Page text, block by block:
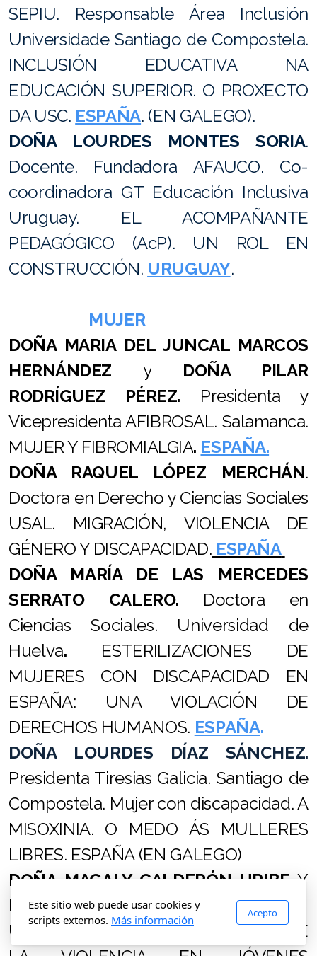
SEPIU. Responsable Área Inclusión
Universidade Santiago de Compostela.
INCLUSIÓN EDUCATIVA NA
EDUCACIÓN SUPERIOR. O PROXECTO
DA USC. ESPAÑA. (EN GALEGO).
DOÑA LOURDES MONTES SORIA.
Docente. Fundadora AFAUCO. Co-
coordinadora GT Educación Inclusiva
Uruguay. EL ACOMPAÑANTE
PEDAGÓGICO (AcP). UN ROL EN
CONSTRUCCIÓN. URUGUAY.
MUJER
DOÑA MARIA DEL JUNCAL MARCOS
HERNÁNDEZ y DOÑA PILAR
RODRÍGUEZ PÉREZ. Presidenta y
Vicepresidenta AFIBROSAL. Salamanca.
MUJER Y FIBROMIALGIA. ESPAÑA.
DOÑA RAQUEL LÓPEZ MERCHÁN.
Doctora en Derecho y Ciencias Sociales
USAL. MIGRACIÓN, VIOLENCIA DE
GÉNERO Y DISCAPACIDAD. ESPAÑA
DOÑA MARÍA DE LAS MERCEDES
SERRATO CALERO. Doctora en
Ciencias Sociales. Universidad de
Huelva. ESTERILIZACIONES DE
MUJERES CON DISCAPACIDAD EN
ESPAÑA: UNA VIOLACIÓN DE
DERECHOS HUMANOS. ESPAÑA.
DOÑA LOURDES DÍAZ SÁNCHEZ.
Presidenta Tiresias Galicia. Santiago de
Compostela. Mujer con discapacidad. A
MISOXINIA. O MEDO ÁS MULLERES
LIBRES. ESPAÑA (EN GALEGO)
DOÑA MAGALY CALDERÓN URIBEY
DOÑA J VANESSA DURÁN
. Docentes
UCC Bucaramanga. PERCEPCIÓN DE
Este sitio web puede usar cookies y
scripts externos. Más información
Acepto